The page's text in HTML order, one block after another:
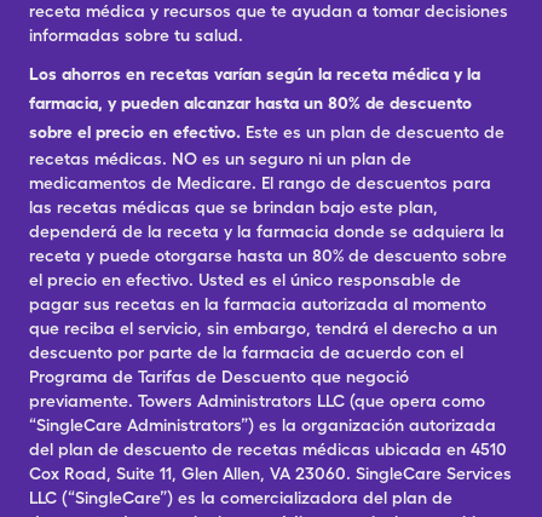
receta médica y recursos que te ayudan a tomar decisiones
informadas sobre tu salud.
Los ahorros en recetas varían según la receta médica y la
farmacia, y pueden alcanzar hasta un 80% de descuento
sobre el precio en efectivo. Este es un plan de descuento de
recetas médicas. NO es un seguro ni un plan de
medicamentos de Medicare. El rango de descuentos para
las recetas médicas que se brindan bajo este plan,
dependerá de la receta y la farmacia donde se adquiera la
receta y puede otorgarse hasta un 80% de descuento sobre
el precio en efectivo. Usted es el único responsable de
pagar sus recetas en la farmacia autorizada al momento
que reciba el servicio, sin embargo, tendrá el derecho a un
descuento por parte de la farmacia de acuerdo con el
Programa de Tarifas de Descuento que negoció
previamente. Towers Administrators LLC (que opera como
“SingleCare Administrators”) es la organización autorizada
del plan de descuento de recetas médicas ubicada en 4510
Cox Road, Suite 11, Glen Allen, VA 23060. SingleCare Services
LLC (“SingleCare”) es la comercializadora del plan de